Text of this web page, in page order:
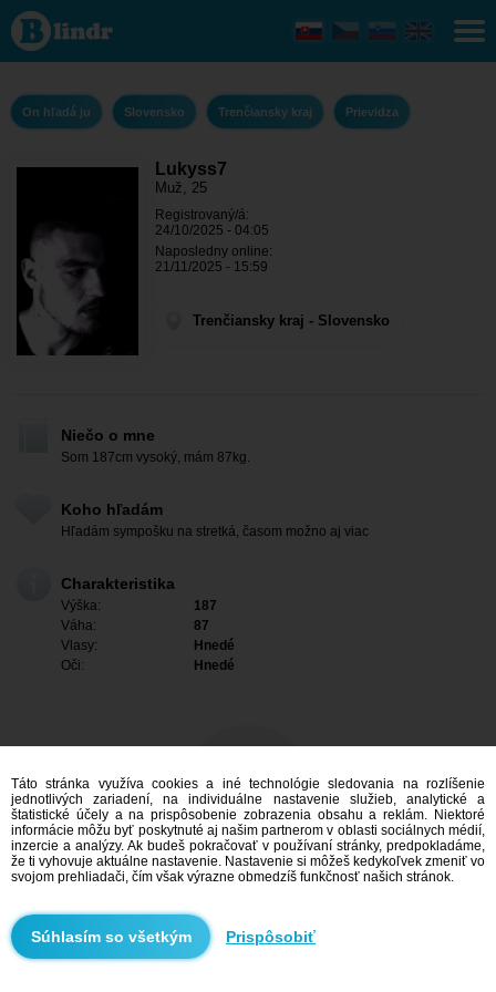
Lukyss7 -
On hľadá ju
Trenčiansky
kraj -
On hľadá ju Slovensko Trenčiansky kraj Prievidza
Lukyss7
Muž, 25
Registrovaný/á:
24/10/2025 - 04:05
Naposledny online:
21/11/2025 - 15:59
Trenčiansky kraj - Slovensko
Niečo o mne
Som 187cm vysoký, mám 87kg.
Koho hľadám
Hľadám sympošku na stretká, časom možno aj viac
Charakteristika
Výška:
187
Váha:
87
Vlasy:
Hnedé
Oči:
Hnedé
Mám záujem
Vyhľadávanie
Táto stránka využíva cookies a iné technológie sledovania na rozlíšenie
jednotlivých zariadení, na individuálne nastavenie služieb, analytické a
štatistické účely a na prispôsobenie zobrazenia obsahu a reklám. Niektoré
informácie môžu byť poskytnuté aj našim partnerom v oblasti sociálnych médií,
inzercie a analýzy. Ak budeš pokračovať v používaní stránky, predpokladáme,
že ti vyhovuje aktuálne nastavenie. Nastavenie si môžeš kedykoľvek zmeniť vo
svojom prehliadači, čím však výrazne obmedzíš funkčnosť našich stránok.
Prispôsobiť